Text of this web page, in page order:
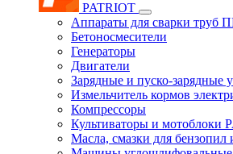
PATRIOT
Аппараты для сварки труб
Бетоносмесители
Генераторы
Двигатели
Зарядные и пуско-зарядные
Измельчитель кормов
Компрессоры
Культиваторы и мотоблоки
Масла, смазки для бензопил